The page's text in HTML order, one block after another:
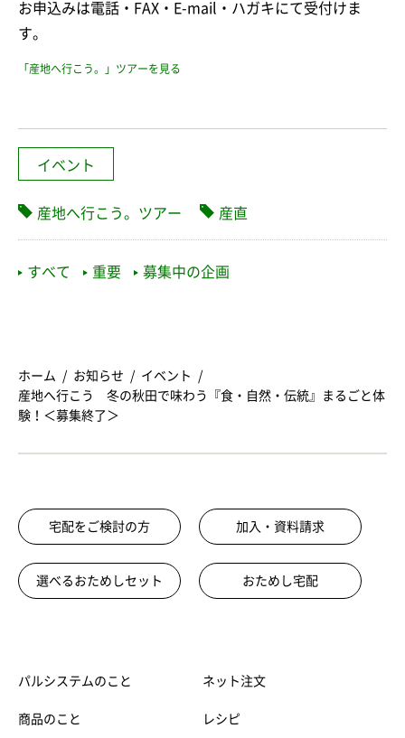
お申込みは電話・FAX・E-mail・ハガキにて受付けま
す。
「産地へ行こう。」ツアーを見る
イベント
産地へ行こう。ツアー 産直
すべて 重要 募集中の企画
ホーム お知らせ
イベント
産地へ行こう 冬の秋田で味わう『食・自然・伝統』まるごと体
験！＜募集終了＞
宅配をご検討の方 加入・資料請求
選べるおためしセット おためし宅配
パルシステムのこと
商品のこと
ネット注文
レシピ